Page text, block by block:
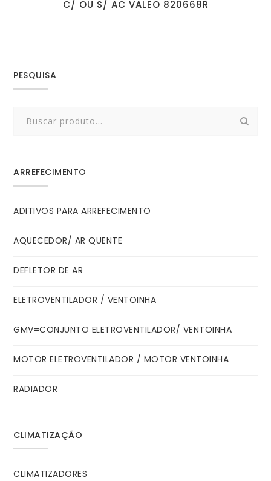
C/ OU S/ AC VALEO 820668R
PESQUISA
ARREFECIMENTO
ADITIVOS PARA ARREFECIMENTO
AQUECEDOR/ AR QUENTE
DEFLETOR DE AR
ELETROVENTILADOR / VENTOINHA
GMV=CONJUNTO ELETROVENTILADOR/ VENTOINHA
MOTOR ELETROVENTILADOR / MOTOR VENTOINHA
RADIADOR
CLIMATIZAÇÃO
CLIMATIZADORES